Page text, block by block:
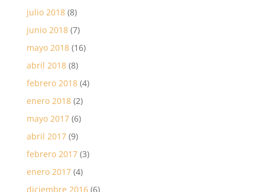
julio 2018(8)
junio 2018(7)
mayo 2018(16)
abril 2018(8)
febrero 2018(4)
enero 2018(2)
mayo 2017(6)
abril 2017(9)
febrero 2017(3)
enero 2017(4)
diciembre 2016(6)